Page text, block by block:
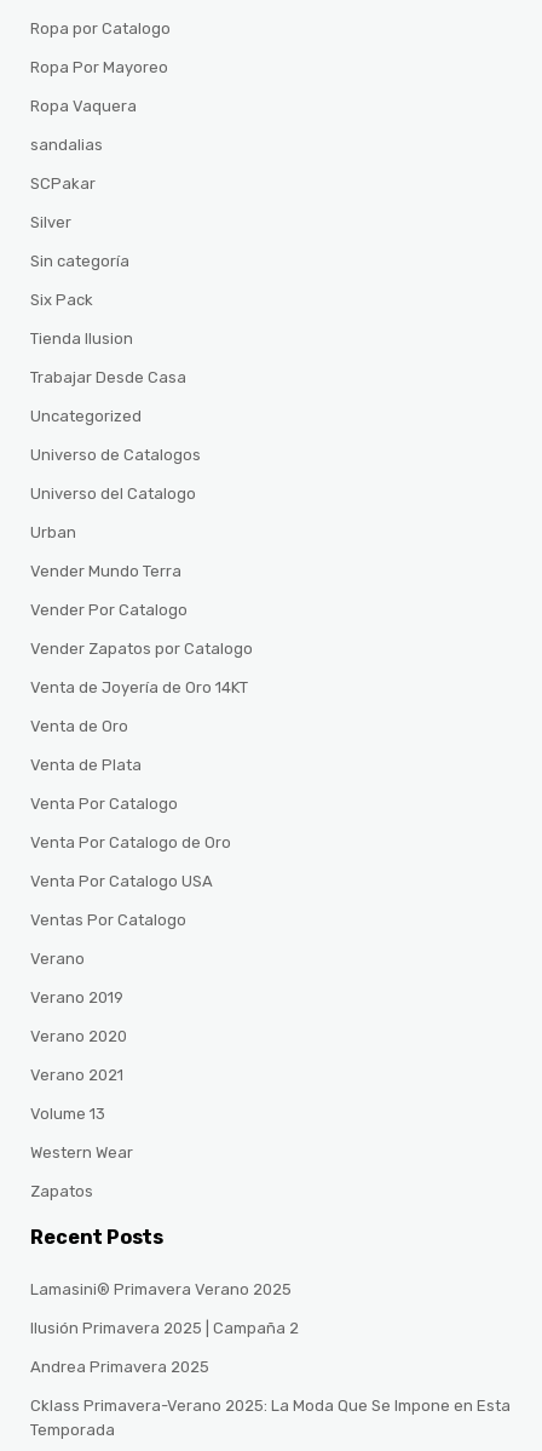
Ropa por Catalogo
Ropa Por Mayoreo
Ropa Vaquera
sandalias
SCPakar
Silver
Sin categoría
Six Pack
Tienda Ilusion
Trabajar Desde Casa
Uncategorized
Universo de Catalogos
Universo del Catalogo
Urban
Vender Mundo Terra
Vender Por Catalogo
Vender Zapatos por Catalogo
Venta de Joyería de Oro 14KT
Venta de Oro
Venta de Plata
Venta Por Catalogo
Venta Por Catalogo de Oro
Venta Por Catalogo USA
Ventas Por Catalogo
Verano
Verano 2019
Verano 2020
Verano 2021
Volume 13
Western Wear
Zapatos
Recent Posts
Lamasini® Primavera Verano 2025
Ilusión Primavera 2025 | Campaña 2
Andrea Primavera 2025
Cklass Primavera-Verano 2025: La Moda Que Se Impone en Esta
Temporada